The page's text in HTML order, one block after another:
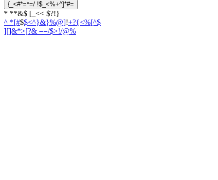
{_<#*=*=/ !$_<%+^]*#=
* **&$ [_<< $?!}
^ *[#$$<^}&}%@]!+?{<%[^$
][]&*>[?& ==/$>!/@%